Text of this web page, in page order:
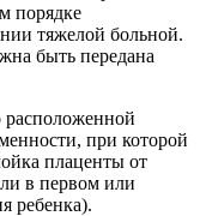
порядке
тяжелой больной.
быть передана
расположенной
при которой
плаценты от
в первом или
ребенка).